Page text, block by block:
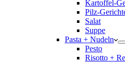
Kartoffel-
Pilz-
Salat
Suppe
Pasta + Nudeln
Pesto
Risotto +